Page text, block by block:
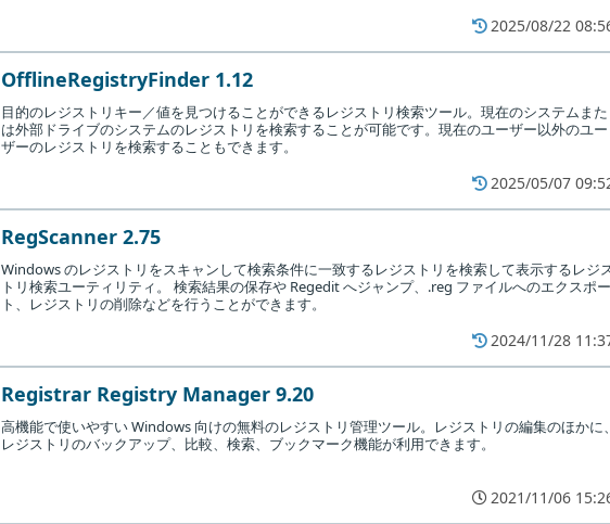
2025/08/22
OfflineRegistryFinder 1.12
目的のレジストリキー／値を見つけることができるレジストリ検索ツール。現在のシステムまた
は外部ドライブのシステムのレジストリを検索することが可能です。現在のユーザー以外のユー
ザーのレジストリを検索することもできます。
2025/05/07
RegScanner 2.75
Windows のレジストリをスキャンして検索条件に一致するレジストリを検索して表示するレジ
トリ検索ユーティリティ。 検索結果の保存や Regedit へジャンプ、.reg ファイルへのエクスポー
ト、レジストリの削除などを行うことができます。
2024/11/28
Registrar Registry Manager 9.20
高機能で使いやすい Windows 向けの無料のレジストリ管理ツール。レジストリの編集のほかに、
レジストリのバックアップ、比較、検索、ブックマーク機能が利用できます。
2021/11/06